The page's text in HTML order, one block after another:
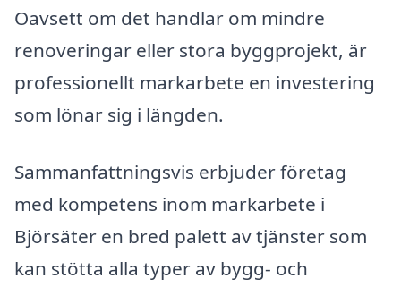
Oavsett om det handlar om mindre
renoveringar eller stora byggprojekt, är
professionellt markarbete en investering
som lönar sig i längden.
Sammanfattningsvis erbjuder företag
med kompetens inom markarbete i
Björsäter en bred palett av tjänster som
kan stötta alla typer av bygg- och